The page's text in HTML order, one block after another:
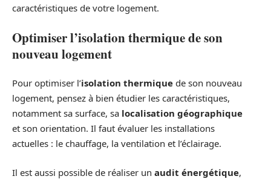
caractéristiques de votre logement.
Optimiser l’isolation thermique de son
nouveau logement
Pour optimiser l’isolation thermique de son nouveau
logement, pensez à bien étudier les caractéristiques,
notamment sa surface, sa localisation géographique
et son orientation. Il faut évaluer les installations
actuelles : le chauffage, la ventilation et l’éclairage.
Il est aussi possible de réaliser un audit énergétique,